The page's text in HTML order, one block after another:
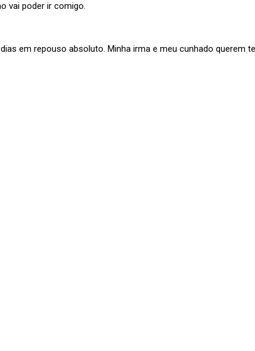
vai poder ir comigo.
em repouso absoluto. Minha irma e meu cunhado querem